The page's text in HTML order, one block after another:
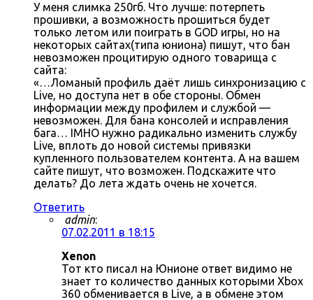
У меня слимка 250гб. Что лучше: потерпеть
прошивки, а возможность прошиться будет
только летом или поиграть в GOD игры, но на
некоторых сайтах(типа юниона) пишут, что бан
невозможен процитирую одного товарища с
сайта:
«…Ломаный профиль даёт лишь синхронизацию с
Live, но доступа нет в обе стороны. Обмен
информации между профилем и службой —
невозможен. Для бана консолей и исправления
бага… IMHO нужно радикально изменить службу
Live, вплоть до новой системы привязки
купленного пользователем контента. А на вашем
сайте пишут, что возможен. Подскажите что
делать? До лета ждать очень не хочется.
Ответить
admin:
07.02.2011 в 18:15
Xenon
Тот кто писал на Юнионе ответ видимо не
знает то количество данных которыми Xbox
360 обменивается в Live, а в обмене этом